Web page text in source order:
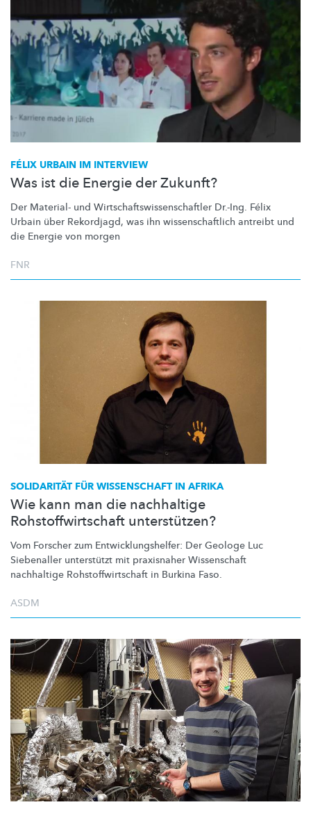
FÉLIX URBAIN IM INTERVIEW
Was ist die Energie der Zukunft?
Der Material- und Wirtschaftswissenschaftler Dr.-Ing. Félix
Urbain über Rekordjagd, was ihn wissenschaftlich antreibt und
die Energie von morgen
FNR
SOLIDARITÄT FÜR WISSENSCHAFT IN AFRIKA
Wie kann man die nachhaltige
Rohstoffwirtschaft unterstützen?
Vom Forscher zum Entwicklungshelfer: Der Geologe Luc
Siebenaller unterstützt mit praxisnaher Wissenschaft
nachhaltige Rohstoffwirtschaft in Burkina Faso.
ASDM